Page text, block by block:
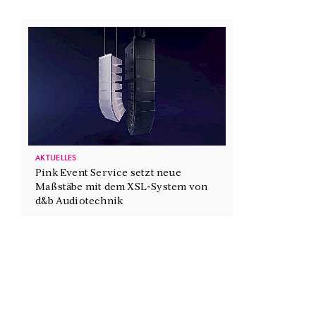
AKTUELLES
Pink Event Service setzt neue
Maßstäbe mit dem XSL-System von
d&b Audiotechnik